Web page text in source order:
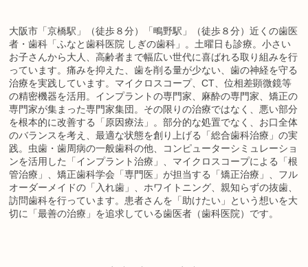
大阪市「京橋駅」（徒歩８分）「鴫野駅」（徒歩８分）近くの歯医
者・歯科「ふなと歯科医院 しぎの歯科」。土曜日も診療。小さい
お子さんから大人、高齢者まで幅広い世代に喜ばれる取り組みを行
っています。痛みを抑えた、歯を削る量が少ない、歯の神経を守る
治療を実践しています。マイクロスコープ、CT、位相差顕微鏡等
の精密機器を活用。インプラントの専門家、麻酔の専門家、矯正の
専門家が集まった専門家集団。その限りの治療ではなく、悪い部分
を根本的に改善する「原因療法」。部分的な処置でなく、お口全体
のバランスを考え、最適な状態を創り上げる「総合歯科治療」の実
践。虫歯・歯周病の一般歯科の他、コンピューターシミュレーショ
ンを活用した「インプラント治療」、マイクロスコープによる「根
管治療」、矯正歯科学会「専門医」が担当する「矯正治療」、フル
オーダーメイドの「入れ歯」、ホワイトニング、親知らずの抜歯、
訪問歯科を行っています。患者さんを「助けたい」という想いを大
切に「最善の治療」を追求している歯医者（歯科医院）です。